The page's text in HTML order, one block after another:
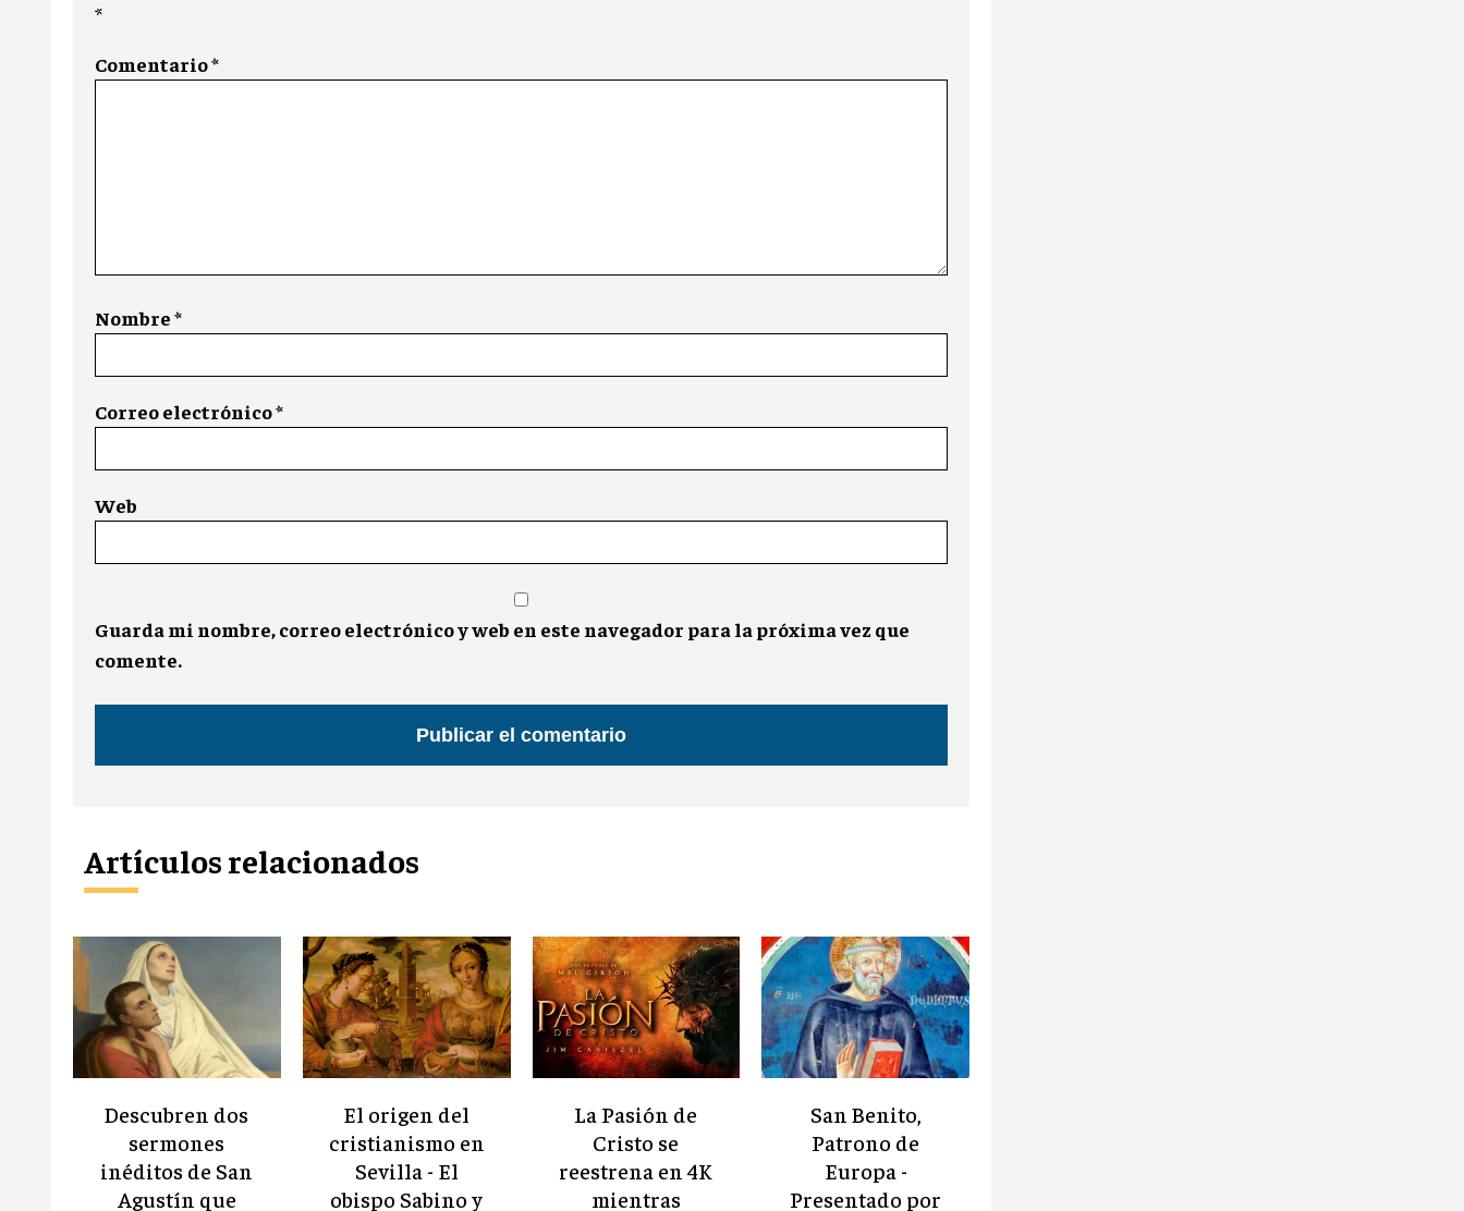
*
Comentario*
Nombre*
Correo electrónico*
Web
Guarda mi nombre, correo electrónico y web en este navegador para la próxima vez que
comente.
Artículos relacionados
Descubren dos
sermones
inéditos de San
Agustín que
El origen del
cristianismo en
Sevilla - El
obispo Sabino y
La Pasión de
Cristo se
reestrena en 4K
mientras
San Benito,
Patrono de
Europa -
Presentado por